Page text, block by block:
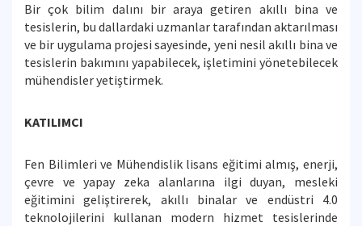
Bir çok bilim dalını bir araya getiren akıllı bina ve
tesislerin, bu dallardaki uzmanlar tarafından aktarılması
ve bir uygulama projesi sayesinde, yeni nesil akıllı bina ve
tesislerin bakımını yapabilecek, işletimini yönetebilecek
mühendisler yetiştirmek.
KATILIMCI
Fen Bilimleri ve Mühendislik lisans eğitimi almış, enerji,
çevre ve yapay zeka alanlarına ilgi duyan, mesleki
eğitimini geliştirerek, akıllı binalar ve endüstri 4.0
teknolojilerini kullanan modern hizmet tesislerinde